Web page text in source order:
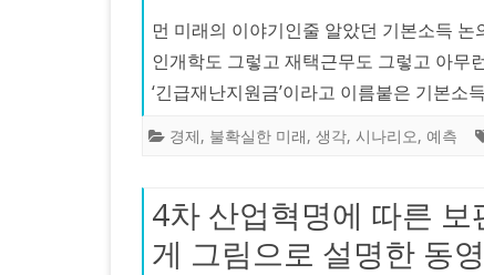
먼 미래의 이야기인줄 알았던 기본소득
인개학도 그렇고 재택근무도 그렇고 아무
‘긴급재난지원금’이라고 이름붙은 기본
경제, 불확실한 미래, 생각, 시나리오, 예측
4차 산업혁명에 따른
게 그림으로 설명한 동